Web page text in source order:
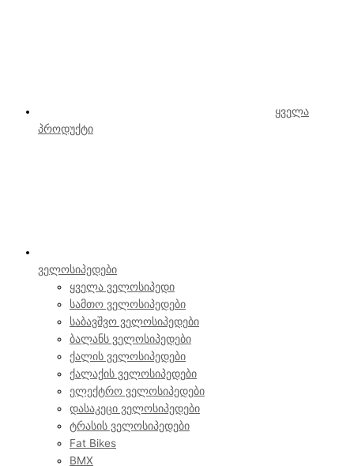
ყველა
პროდუქტი
ველოსიპედები
ყველა ველოსიპედი
სამთო ველოსიპედები
საბავშვო ველოსიპედები
ბალანს ველოსიპედები
ქალის ველოსიპედები
ქალაქის ველოსიპედები
ელექტრო ველოსიპედები
დასაკეცი ველოსიპედები
ტრასის ველოსიპედები
Fat Bikes
BMX